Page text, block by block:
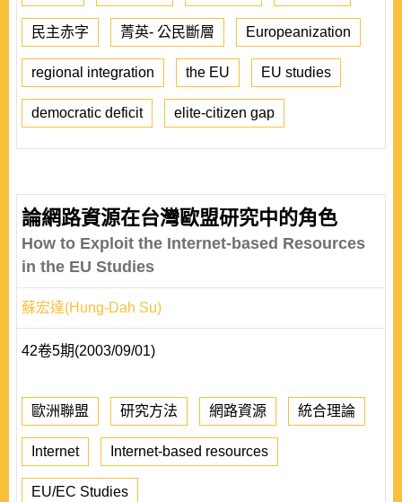
民主赤字 菁英- 公民斷層 Europeanization
regional integration the EU EU studies
democratic deficit elite-citizen gap
論網路資源在台灣歐盟研究中的角色
How to Exploit the Internet-based Resources
in the EU Studies
蘇宏達(Hung-Dah Su)
42卷5期(2003/09/01)
歐洲聯盟 研究方法 網路資源 統合理論
Internet Internet-based resources
EU/EC Studies